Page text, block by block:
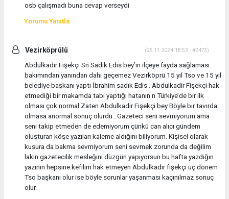
osb çalışmadı buna cevap verseydi
Yorumu Yanıtla
Vezirköprülü (25.11.2024 18:53 - #2473)
Abdulkadir Fişekçi Sn Sadık Edis bey’in ilçeye fayda sağlaması
bakımından yanından dahi geçemez Vezirköprü 15 yıl Tso ve 15 yıl
belediye başkanı yaptı İbrahim sadık Edis . Abdulkadir Fişekçi hak
etmediği bir makamda tabi yaptığı hatanın n Türkiye’de bir ilk
olması çok normal.Zaten Abdulkadir Fişekçi bey Böyle bir tavırda
olmasa anormal sonuç olurdu . Gazeteci seni sevmiyorum ama
seni takip etmeden de edemiyorum çünkü can alıcı gündem
oluşturan köşe yazıları kaleme aldığını biliyorum. Kişisel olarak
kusura da bakma sevmiyorum seni sevmek zorunda da değilim
lakin gazetecilik mesleğini düzgün yapıyorsun bu hafta yazdığın
yazının hepsine kefilim hak etmeyen Abdulkadir fişekçi üç dönem
Tso başkanı olur ise böyle sorunlar yaşanması kaçınılmaz sonuç
olur.